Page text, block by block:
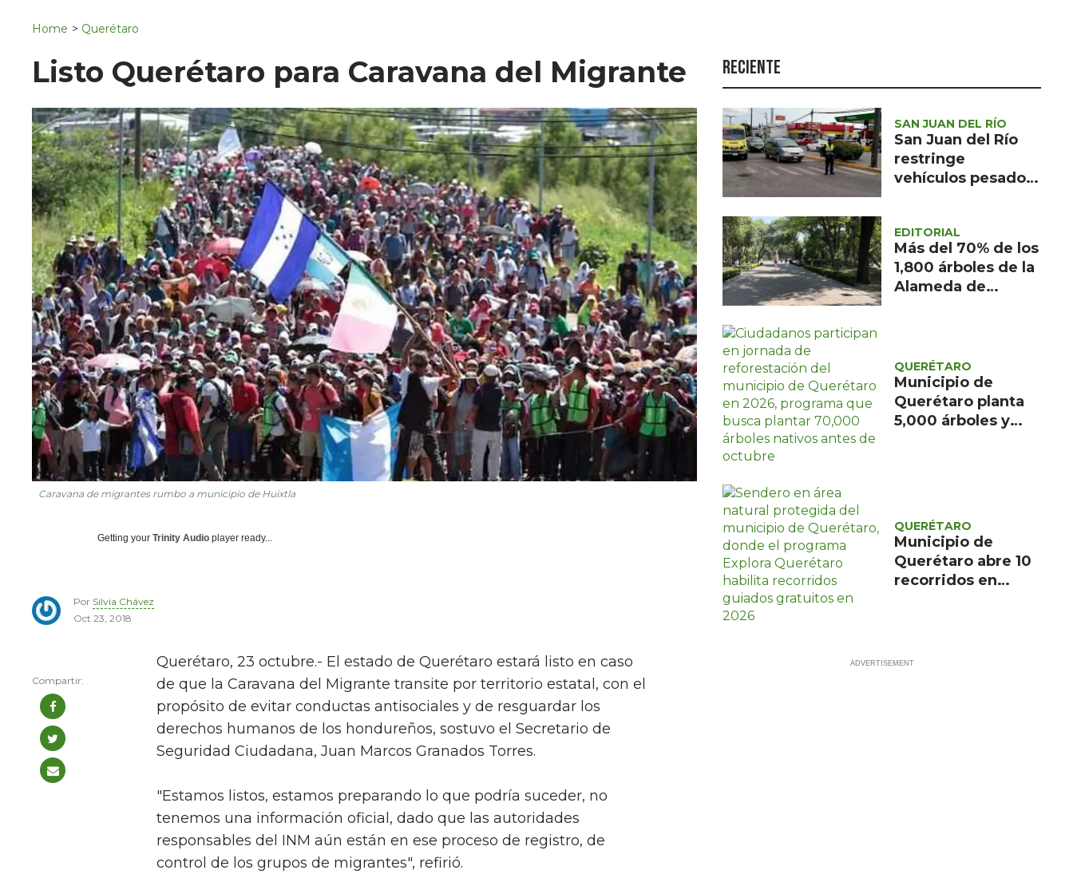
Política
Turismo
Asuntos Sociales
Estilo de vida
Home > Querétaro
Listo Querétaro para Caravana del Migrante
Caravana de migrantes rumbo a municipio de Huixtla
Getting your Trinity Audio player ready...
Por Silvia Chávez
Oct 23, 2018
Querétaro, 23 octubre.- El estado de Querétaro estará listo en caso
de que la Caravana del Migrante transite por territorio estatal, con el
propósito de evitar conductas antisociales y de resguardar los
derechos humanos de los hondureños, sostuvo el Secretario de
Seguridad Ciudadana, Juan Marcos Granados Torres.
"Estamos listos, estamos preparando lo que podría suceder, no
tenemos una información oficial, dado que las autoridades
responsables del INM aún están en ese proceso de registro, de
control de los grupos de migrantes", refirió.
Reciente
SAN JUAN DEL RÍO
San Juan del Río
restringe
vehículos pesados
EDITORIAL
Más del 70% de los
1,800 árboles de la
Alameda de
QUERÉTARO
Municipio de
Querétaro planta
5,000 árboles y
México
QUERÉTARO
Municipio de
Querétaro abre 10
recorridos en
inscritos